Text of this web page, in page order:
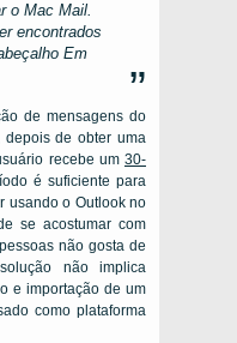
o Mac Mail.
encontrados
Em
de mensagens do
depois de obter uma
recebe um 30-
é suficiente para
usando o Outlook no
se acostumar com
não gosta de
não implica
e importação de um
como plataforma